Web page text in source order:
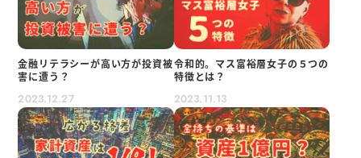
金融リテラシーが高い方が投資被
害に遭う？
2023.12.27
令和的。マス富裕層女子の５つの
特徴とは？
2023.11.13